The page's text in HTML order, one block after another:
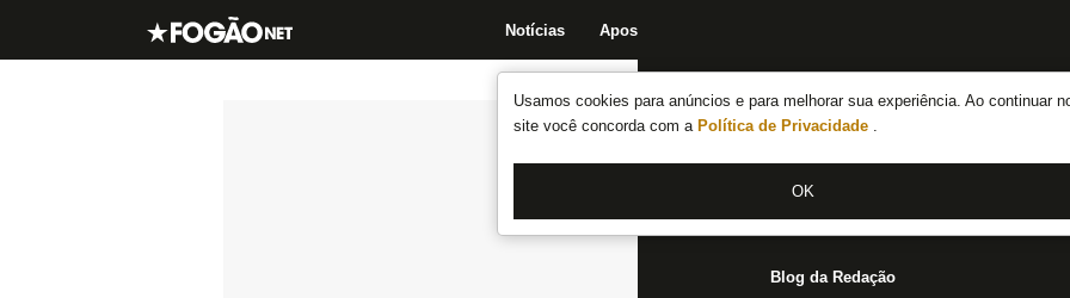
Usamos cookies para anúncios e para melhorar sua experiência. Ao continuar
site você concorda com a Política de Privacidade .
OK
Notícias Apostas
Notícias do Botafogo
Fórum
Jogos
Blog da Redação